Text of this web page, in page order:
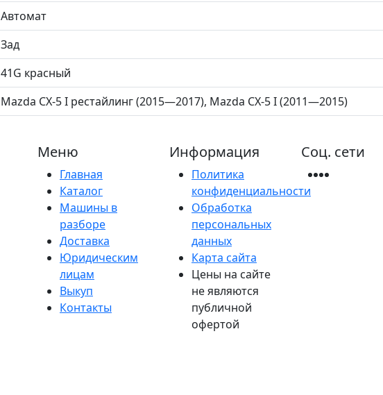
Автомат
Зад
41G красный
Mazda CX-5 I рестайлинг (2015—2017), Mazda CX-5 I (2011—2015)
Меню
Главная
Каталог
Машины в
разборе
Доставка
Юридическим
лицам
Выкуп
Контакты
Информация
Политика
конфиденциальности
Обработка
персональных
данных
Карта сайта
Цены на сайте
не являются
публичной
офертой
Соц. сети